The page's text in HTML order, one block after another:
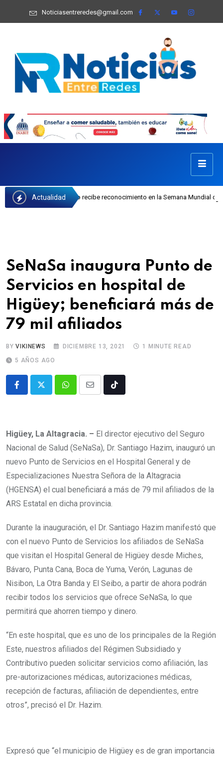
Noticiasentreredes@gmail.com
Actualidad
Castillo recibe reconocimiento en la Semana Mundial de la Lactancia
SeNaSa inaugura Punto de
Servicios en hospital de
Higüey; beneficiará más de
79 mil afiliados
BYVIKINEWS DICIEMBRE 13, 2021
1 MINUTE READ
5 AÑOS AGO
Higüey, La Altagracia. – El director ejecutivo del Seguro
Nacional de Salud (SeNaSa), Dr. Santiago Hazim, inauguró un
nuevo Punto de Servicios en el Hospital General y de
Especializaciones Nuestra Señora de la Altagracia
(HGENSA) el cual beneficiará a más de 79 mil afiliados de la
ARS Estatal en dicha provincia.
Durante la inauguración, el Dr. Santiago Hazim manifestó que
con el nuevo Punto de Servicios los afiliados de SeNaSa
que visitan el Hospital General de Higüey desde Miches,
Bávaro, Punta Cana, Boca de Yuma, Verón, Lagunas de
Nisibon, La Otra Banda y El Seibo, a partir de ahora podrán
recibir todos los servicios que ofrece SeNaSa, lo que
permitirá que ahorren tiempo y dinero.
“En este hospital, que es uno de los principales de la Región
Este, nuestros afiliados del Régimen Subsidiado y
Contributivo pueden solicitar servicios como afiliación, las
pre-autorizaciones médicas, autorizaciones médicas,
recepción de facturas, afiliación de dependientes, entre
otros”, precisó el Dr. Hazim.
Expresó que “el municipio de Higüey es de gran importancia